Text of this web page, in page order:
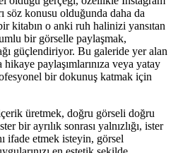
söz konusu olduğunda daha da
kitabın o anki ruh halinizi yansıtan
bir görselle paylaşmak,
güçlendiriyor. Bu galeride yer alan
paylaşımlarınıza veya yatay
bir dokunuş katmak için
üretmek, doğru görseli doğru
bir ayrılık sonrası yalnızlığı, ister
ifade etmek isteyin, görsel